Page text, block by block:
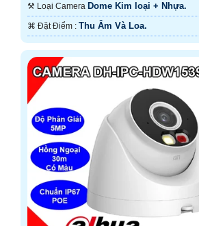
⚒ Loại Camera Dome Kim loại + Nhựa.
️⌘ Đặt Điểm : Thu Âm Và Loa.